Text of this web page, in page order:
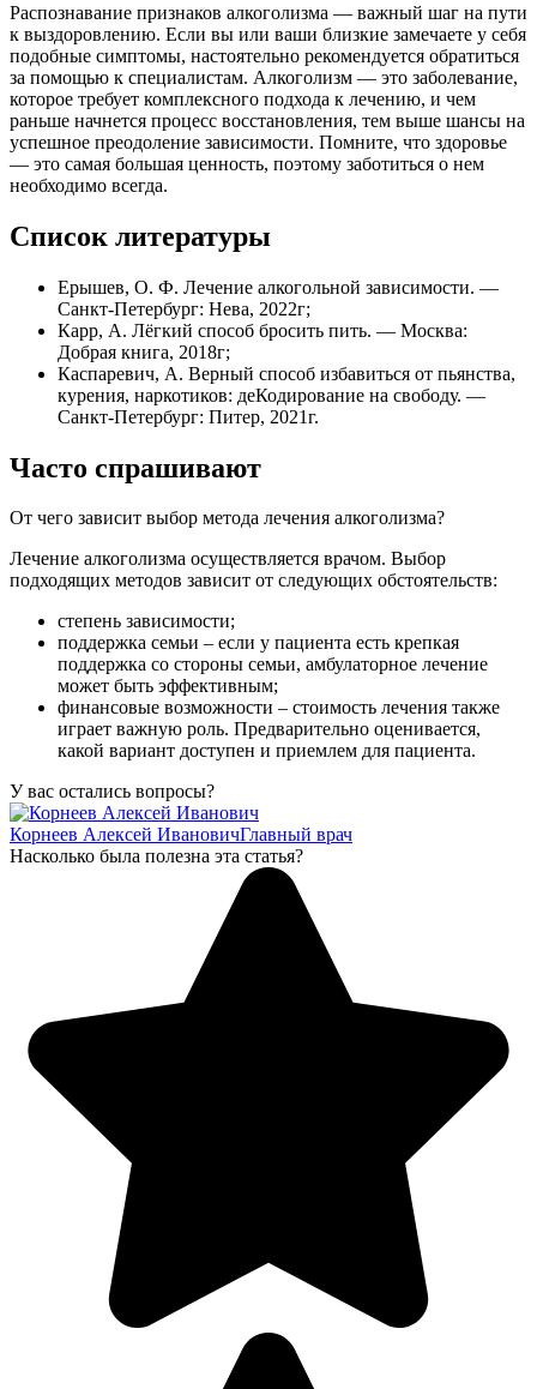
Распознавание признаков алкоголизма — важный шаг на пути
к выздоровлению. Если вы или ваши близкие замечаете у себя
подобные симптомы, настоятельно рекомендуется обратиться
за помощью к специалистам. Алкоголизм — это заболевание,
которое требует комплексного подхода к лечению, и чем
раньше начнется процесс восстановления, тем выше шансы на
успешное преодоление зависимости. Помните, что здоровье
— это самая большая ценность, поэтому заботиться о нем
необходимо всегда.
Список литературы
Ерышев, О. Ф. Лечение алкогольной зависимости. —
Санкт-Петербург: Нева, 2022г;
Карр, А. Лёгкий способ бросить пить. — Москва:
Добрая книга, 2018г;
Каспаревич, А. Верный способ избавиться от пьянства,
курения, наркотиков: деКодирование на свободу. —
Санкт-Петербург: Питер, 2021г.
Часто спрашивают
От чего зависит выбор метода лечения алкоголизма?
Лечение алкоголизма осуществляется врачом. Выбор
подходящих методов зависит от следующих обстоятельств:
степень зависимости;
поддержка семьи – если у пациента есть крепкая
поддержка со стороны семьи, амбулаторное лечение
может быть эффективным;
финансовые возможности – стоимость лечения также
играет важную роль. Предварительно оценивается,
какой вариант доступен и приемлем для пациента.
У вас остались вопросы?
Корнеев Алексей ИвановичГлавный врач
Насколько была полезна эта статья?